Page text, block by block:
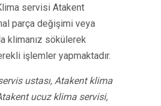
servisi Atakent
parça değişimi veya
klimanız sökülerek
işlemler yapmaktadır.
ustası, Atakent klima
ucuz klima servisi,